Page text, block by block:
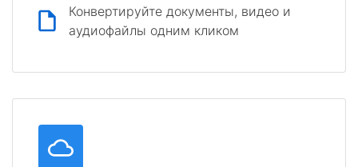
Конвертируйте документы, видео и
аудиофайлы одним кликом